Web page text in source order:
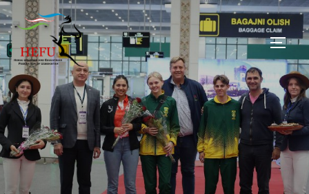
Перейти
к
содержимому